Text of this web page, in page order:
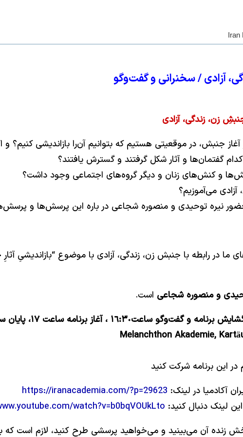
آزادی / سخنرانی و گفت‌وگو
زن، زندگی، آزادی
جنبش، در موقعیتی هستیم که بتوانیم آن‌را بازاندیشی کنیم؟ و
گفتمان‌ها و آثار شکل گرفتند و گسترش یافتند؟
و کنش‌های زنان و دیگر گروه‌های اجتماعی وجود داشت؟
می‌آموزیم؟
ما در رابطه با جنبش زن، زندگی، آزادی با موضوع “بازاندیشیِ
و منصوره شجاعی است.
این برنامه شرکت کنید
آکادمیا در لینک: https://iranacademia.com/?p=29623
لینک دنبال کنید: watch?v=b0bqVOUkLto
پخش زنده آن می‌بینید و می‌خواهید پرسشی طرح کنید، لازم است که